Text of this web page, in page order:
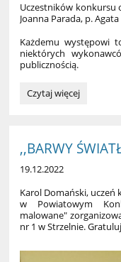
Uczestników konkursu
Joanna Parada, p. Agata
Każdemu występowi
niektórych
publicznością.
Konkurs
Czytaj więcej
,,BARWY
19.12.2022
Karol Domański, uczeń
w Powiatowym
malowane"
nr 1 w Strzelnie.